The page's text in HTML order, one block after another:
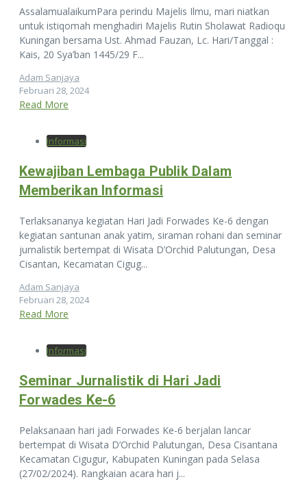
AssalamualaikumPara perindu Majelis Ilmu, mari niatkan
untuk istiqomah menghadiri Majelis Rutin Sholawat Radioqu
Kuningan bersama Ust. Ahmad Fauzan, Lc. Hari/Tanggal :
Kais, 20 Sya’ban 1445/29 F...
Adam Sanjaya
Februari 28, 2024
Read More
Informasi
Kewajiban Lembaga Publik Dalam
Memberikan Informasi
Terlaksananya kegiatan Hari Jadi Forwades Ke-6 dengan
kegiatan santunan anak yatim, siraman rohani dan seminar
jurnalistik bertempat di Wisata D’Orchid Palutungan, Desa
Cisantan, Kecamatan Cigug...
Adam Sanjaya
Februari 28, 2024
Read More
Informasi
Seminar Jurnalistik di Hari Jadi
Forwades Ke-6
Pelaksanaan hari jadi Forwades Ke-6 berjalan lancar
bertempat di Wisata D’Orchid Palutungan, Desa Cisantana
Kecamatan Cigugur, Kabupaten Kuningan pada Selasa
(27/02/2024). Rangkaian acara hari j...